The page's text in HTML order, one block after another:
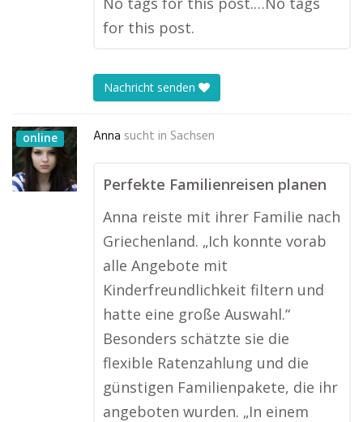
for this post.
Nachricht senden
online Anna sucht in Sachsen
Perfekte Familienreisen planen
Anna reiste mit ihrer Familie nach
Griechenland. „Ich konnte vorab
alle Angebote mit
Kinderfreundlichkeit filtern und
hatte eine große Auswahl.“
Besonders schätzte sie die
flexible Ratenzahlung und die
günstigen Familienpakete, die ihr
angeboten wurden. „In einem